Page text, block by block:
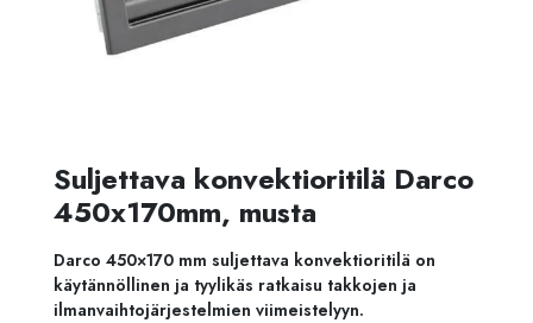
Suljettava konvektioritilä Darco
450x170mm, musta
Darco 450×170 mm suljettava konvektioritilä on
käytännöllinen ja tyylikäs ratkaisu takkojen ja
ilmanvaihtojärjestelmien viimeistelyyn.